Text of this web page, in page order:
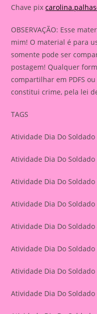
Chave pix
OBSERVAÇÃO: Esse
mim! O material é para
somente pode ser
postagem! Qualquer
compartilhar em PDFS
constitui crime, pela lei
TAGS
Atividade Dia Do Soldado
Atividade Dia Do
Atividade Dia Do
Atividade Dia Do Soldado
Atividade Dia Do Soldado
Atividade Dia Do
Atividade Dia Do Soldado
Atividade Dia Do Soldado